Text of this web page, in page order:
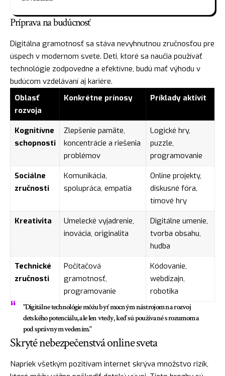
Príprava na budúcnosť
Digitálna gramotnosť sa stáva nevyhnutnou zručnosťou pre
úspech v modernom svete. Deti, ktoré sa naučia používať
technológie zodpovedne a efektívne, budú mať výhodu v
budúcom vzdelávaní aj kariére.
Oblasť
rozvoja
Konkrétne prínosy Príklady aktivít
Kognitívne
schopnosti
Zlepšenie pamäte,
koncentrácie a riešenia
problémov
Logické hry,
puzzle,
programovanie
Sociálne
zručnosti
Komunikácia,
spolupráca, empatia
Online projekty,
diskusné fóra,
tímové hry
Kreativita
Umelecké vyjadrenie,
inovácia, originalita
Digitálne umenie,
tvorba obsahu,
hudba
Technické
zručnosti
Počítačová
gramotnosť,
programovanie
Kódovanie,
webdizajn,
robotika
"Digitálne technológie môžu byť mocným nástrojom na rozvoj
detského potenciálu, ale len vtedy, keď sú používané s rozumom a
pod správnym vedením."
Skryté nebezpečenstvá online sveta
Napriek všetkým pozitívam internet skrýva množstvo rizík,